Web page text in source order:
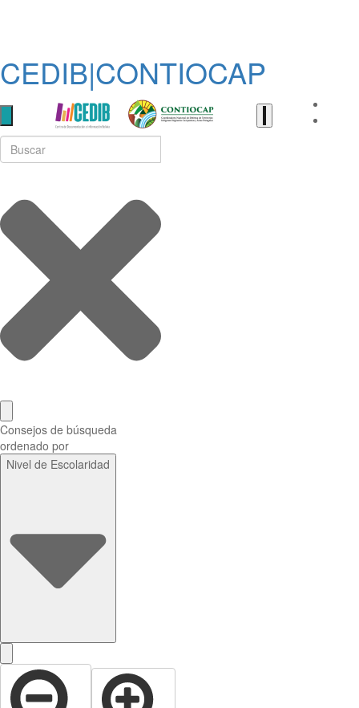
CEDIB|CONTIOCAP
Consejos de búsqueda
ordenado por
Nivel de Escolaridad